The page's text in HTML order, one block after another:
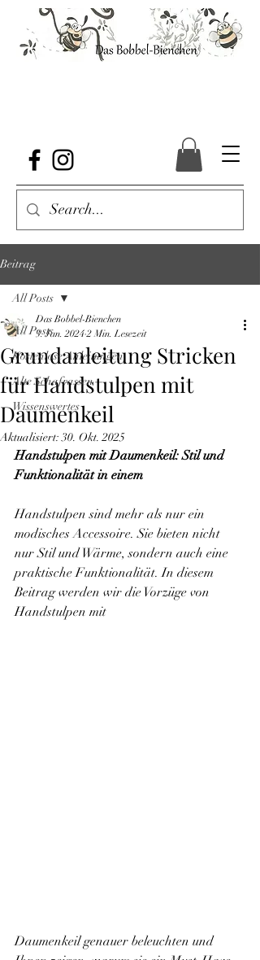
Beitrag
All Posts
Kostenlose Anleitungen
Alte Schafrassen
Wissenswertes
All Posts
Grundanleitung Stricken
für Handstulpen mit
Daumenkeil
Das Bobbel-Bienchen
3. Jan. 2024 2 Min. Lesezeit
Aktualisiert:30. Okt. 2025
Handstulpen mit Daumenkeil: Stil und
Funktionalität in einem
Handstulpen sind mehr als nur ein
modisches Accessoire. Sie bieten nicht
nur Stil und Wärme, sondern auch eine
praktische Funktionalität. In diesem
Beitrag werden wir die Vorzüge von
Handstulpen mit
Daumenkeil genauer beleuchten und